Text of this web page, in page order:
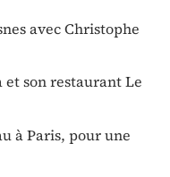
avec Christophe
et son restaurant Le
à Paris, pour une